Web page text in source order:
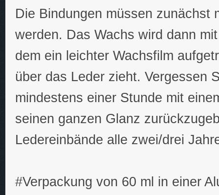
Die Bindungen müssen zunächst
werden. Das Wachs wird dann
dem ein leichter Wachsfilm
über das Leder zieht. Vergessen
mindestens einer Stunde mit
seinen ganzen Glanz
Ledereinbände alle zwei/drei
#Verpackung von 60 ml in einer